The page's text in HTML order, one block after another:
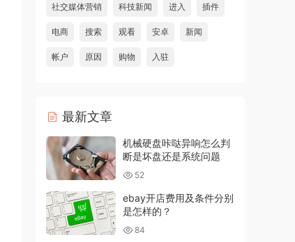
社交媒体营销 科技新闻 进入 插件
电商 搜索 观看 安卓 新闻
帐户 原因 购物 入驻
最新文章
机械硬盘咔哒异响怎么判
断是坏盘还是系统问题
52
ebay开店费用及条件分别
是怎样的？
84